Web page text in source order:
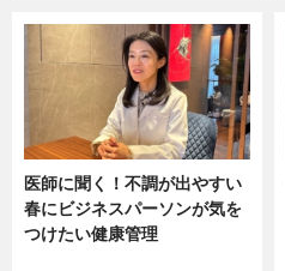
医師に聞く！不調が出やすい
春にビジネスパーソンが気を
つけたい健康管理